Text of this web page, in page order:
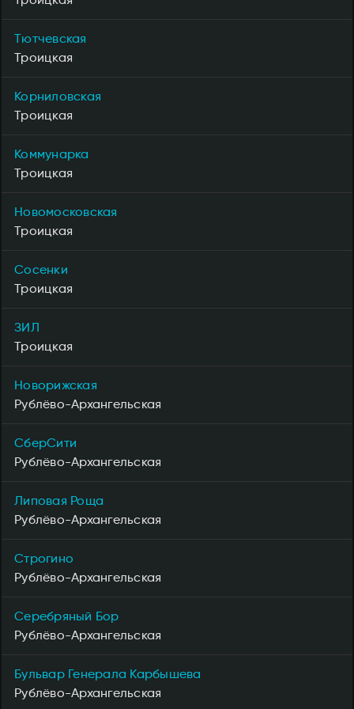
Тютчевская
Троицкая
Корниловская
Троицкая
Коммунарка
Троицкая
Новомосковская
Троицкая
Сосенки
Троицкая
ЗИЛ
Троицкая
Новорижская
Рублёво-Архангельская
СберСити
Рублёво-Архангельская
Липовая Роща
Рублёво-Архангельская
Строгино
Рублёво-Архангельская
Серебряный Бор
Рублёво-Архангельская
Бульвар Генерала Карбышева
Рублёво-Архангельская